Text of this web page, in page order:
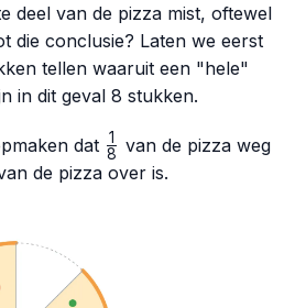
deel van de pizza mist, oftewel
die conclusie? Laten we eerst
tellen waaruit een "hele"
in dit geval 8 stukken.
dat \frac{1}
{8}
8
1
van de pizza weg
de pizza over is.